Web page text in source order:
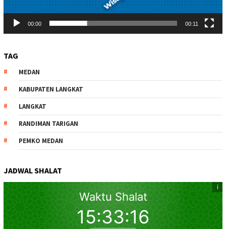
00:00 00:11
TAG
MEDAN
KABUPATEN LANGKAT
LANGKAT
RANDIMAN TARIGAN
PEMKO MEDAN
JADWAL SHALAT